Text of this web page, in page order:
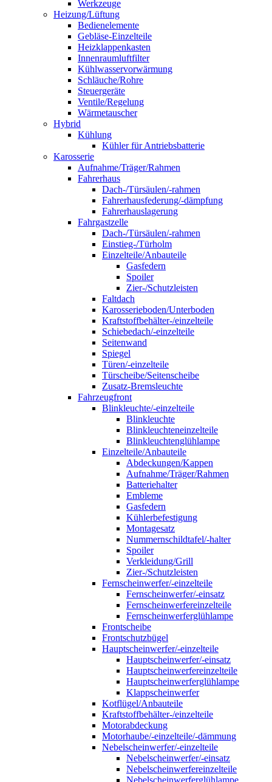
Werkzeuge
Heizung/Lüftung
Bedienelemente
Gebläse-Einzelteile
Heizklappenkasten
Innenraumluftfilter
Kühlwasservorwärmung
Schläuche/Rohre
Steuergeräte
Ventile/Regelung
Wärmetauscher
Hybrid
Kühlung
Kühler für Antriebsbatterie
Karosserie
Aufnahme/Träger/Rahmen
Fahrerhaus
Dach-/Türsäulen/-rahmen
Fahrerhausfederung/-dämpfung
Fahrerhauslagerung
Fahrgastzelle
Dach-/Türsäulen/-rahmen
Einstieg-/Türholm
Einzelteile/Anbauteile
Gasfedern
Spoiler
Zier-/Schutzleisten
Faltdach
Karosserieboden/Unterboden
Kraftstoffbehälter-/einzelteile
Schiebedach/-einzelteile
Seitenwand
Spiegel
Türen/-einzelteile
Türscheibe/Seitenscheibe
Zusatz-Bremsleuchte
Fahrzeugfront
Blinkleuchte/-einzelteile
Blinkleuchte
Blinkleuchteneinzelteile
Blinkleuchtenglühlampe
Einzelteile/Anbauteile
Abdeckungen/Kappen
Aufnahme/Träger/Rahmen
Batteriehalter
Embleme
Gasfedern
Kühlerbefestigung
Montagesatz
Nummernschildtafel/-halter
Spoiler
Verkleidung/Grill
Zier-/Schutzleisten
Fernscheinwerfer/-einzelteile
Fernscheinwerfer/-einsatz
Fernscheinwerfereinzelteile
Fernscheinwerferglühlampe
Frontscheibe
Frontschutzbügel
Hauptscheinwerfer/-einzelteile
Hauptscheinwerfer/-einsatz
Hauptscheinwerfereinzelteile
Hauptscheinwerferglühlampe
Klappscheinwerfer
Kotflügel/Anbauteile
Kraftstoffbehälter-/einzelteile
Motorabdeckung
Motorhaube/-einzelteile/-dämmung
Nebelscheinwerfer/-einzelteile
Nebelscheinwerfer/-einsatz
Nebelscheinwerfereinzelteile
Nebelscheinwerferglühlampe